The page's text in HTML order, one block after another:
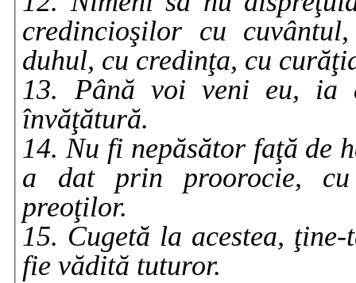
credincioşilor cu
duhul, cu credinţa, cu
13. Până voi veni eu, ia
învăţătură.
14. Nu fi nepăsător faţă de
a dat prin proorocie, cu
preoţilor.
15. Cugetă la acestea,
fie vădită tuturor.